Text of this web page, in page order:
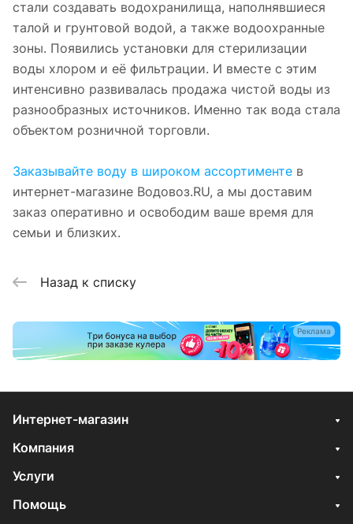
стали создавать водохранилища, наполнявшиеся
талой и грунтовой водой, а также водоохранные
зоны. Появились установки для стерилизации
воды хлором и её фильтрации. И вместе с этим
интенсивно развивалась продажа чистой воды из
разнообразных источников. Именно так вода стала
объектом розничной торговли.
Заказывайте воду в широком ассортименте в
интернет-магазине Водовоз.RU, а мы доставим
заказ оперативно и освободим ваше время для
семьи и близких.
Назад к списку
Реклама
Интернет-магазин
Компания
Услуги
Помощь